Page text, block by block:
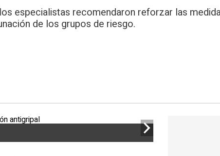
especialistas recomendaron reforzar las
de los grupos de riesgo.